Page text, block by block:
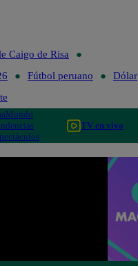
Caigo de Risa
Fútbol peruano
Dólar
Mundo
TV en vivo